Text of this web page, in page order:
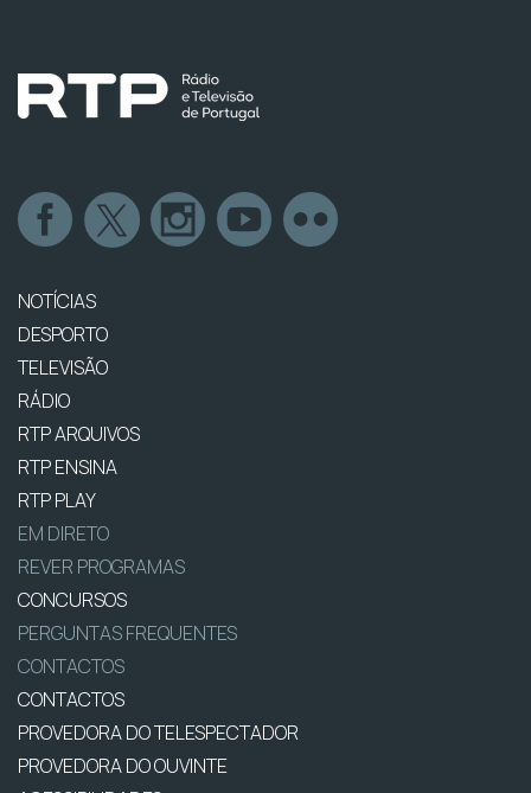
NOTÍCIAS
DESPORTO
TELEVISÃO
RÁDIO
RTP ARQUIVOS
RTP ENSINA
RTP PLAY
EM DIRETO
REVER PROGRAMAS
CONCURSOS
PERGUNTAS FREQUENTES
CONTACTOS
CONTACTOS
PROVEDORA DO TELESPECTADOR
PROVEDORA DO OUVINTE